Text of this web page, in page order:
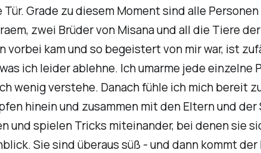
Grade zu diesem Moment sind alle
zwei Brüder von Misana und all die Tiere
vorbei kam und so begeistert von mir war, ist
ich leider ablehne. Ich umarme jede
wenig verstehe. Danach fühle ich mich bereit
hinein und zusammen mit den Eltern und
und spielen Tricks miteinander, bei denen sie
Sie sind überaus süß - und dann kommt